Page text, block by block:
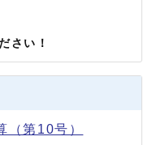
さい！
（第10号）